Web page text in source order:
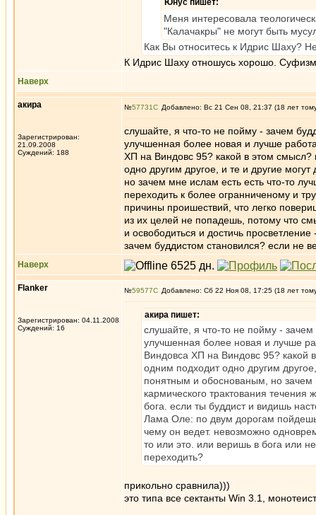
Юнус пишет:
Меня интересовала
"Калачакры" не могут быть
Как Вы относитесь к Идрис Шаху?
К Идрис Шаху отношусь хорошо. Суфизм
Наверх
акира
Зарегистрирован:
21.09.2008
Суждений: 188
№57731 Добавлено: Вс 21 Сен 08, 21:37 (18 лет
слушайте, я что-то не пойму - зачем
улучшенная более новая и лучше
ХП на Виндовс 95? какой в этом
одно другим другое, и те и другие
но зачем мне ислам есть есть что-то
переходить к более огранниченому и
причины проишествий, что легко
из их целей не попадешь, потому что
и освободиться и достичь
зачем буддистом становился? если не
Наверх
Flanker
Зарегистрирован: 04.11.2008
Суждений: 16
№59577 Добавлено: Сб 22 Ноя 08, 17:25 (18 лет
акира пишет:
слушайте, я что-то не пойму - зачем
улучшенная более новая и лучше
Виндовса ХП на Виндовс 95? какой
одним подходит одно другим
понятным и обоснованым, но зачем
кармического трактования
бога. если ты буддист и видишь
Лама Оле: по двум дорогам
чему он ведет. невозможно
то или это. или веришь в бога или
переходить?
прикольно сравнила)))
это типа все сектанты Win 3.1,